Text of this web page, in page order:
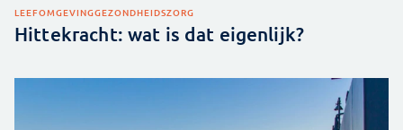
LEEFOMGEVINGGEZONDHEIDSZORG
Hittekracht: wat is dat eigenlijk?